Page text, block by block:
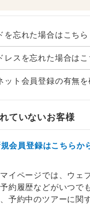
を忘れた場合はこちら
レスを忘れた場合はこ
ット会員登録の有無
ていないお客様
会員登録はこちらか
イページでは、ウェ
約履歴などがいつで
予約中のツアーに関